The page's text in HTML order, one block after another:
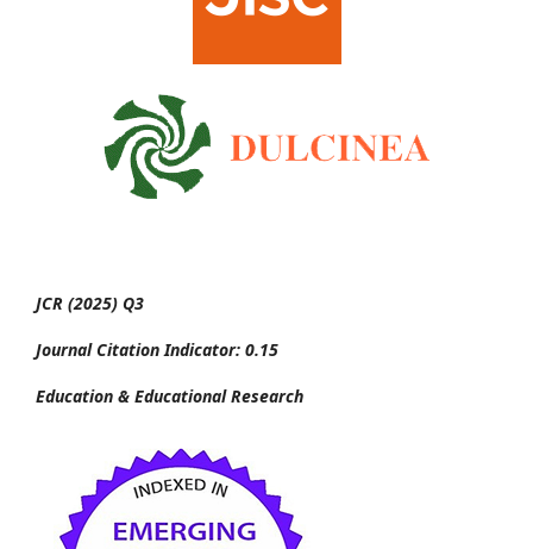
JCR (2025) Q3
Journal Citation Indicator: 0.15
Education & Educational Research